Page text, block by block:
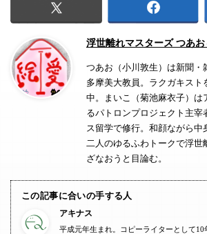
浮世離れマスターズ つあお
つあお（小川敦生）は新聞・
多摩美大教員。ラクガキスト
中。まいこ（菊池麻衣子）は
るパトロンプロジェクト主宰
ス留学で修行。和顔ながら中
二人のゆるふわトークで浮
ざなおうと目論む。
この記事に合いの手する人
アキナス
平成元年生まれ。コピーライターとして10